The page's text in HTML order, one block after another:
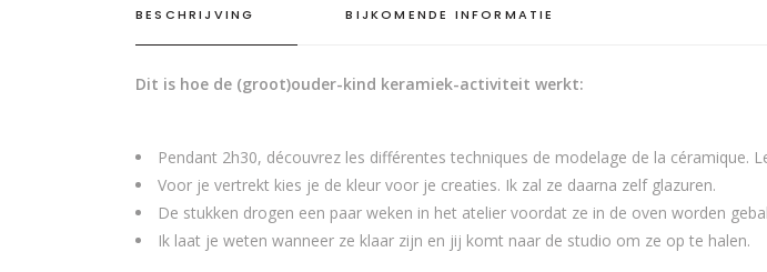
BESCHRIJVING BIJKOMENDE INFORMATIE
Dit is hoe de (groot)ouder-kind keramiek-activiteit werkt:
Pendant 2h30, découvrez les différentes techniques de modelage de la céramique.
Voor je vertrekt kies je de kleur voor je creaties. Ik zal ze daarna zelf glazuren.
De stukken drogen een paar weken in het atelier voordat ze in de oven worden
Ik laat je weten wanneer ze klaar zijn en jij komt naar de studio om ze op te halen.